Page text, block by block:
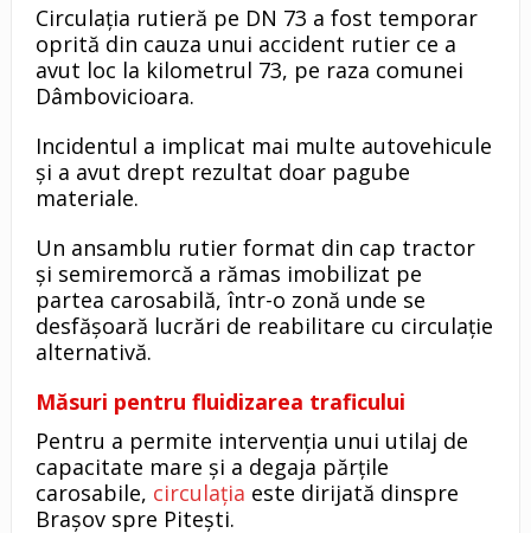
Circulația rutieră pe DN 73 a fost temporar
oprită din cauza unui accident rutier ce a
avut loc la kilometrul 73, pe raza comunei
Dâmbovicioara.
Incidentul a implicat mai multe autovehicule
și a avut drept rezultat doar pagube
materiale.
Un ansamblu rutier format din cap tractor
și semiremorcă a rămas imobilizat pe
partea carosabilă, într-o zonă unde se
desfășoară lucrări de reabilitare cu circulație
alternativă.
Măsuri pentru fluidizarea traficului
Pentru a permite intervenția unui utilaj de
capacitate mare și a degaja părțile
carosabile, circulația este dirijată dinspre
Brașov spre Pitești.